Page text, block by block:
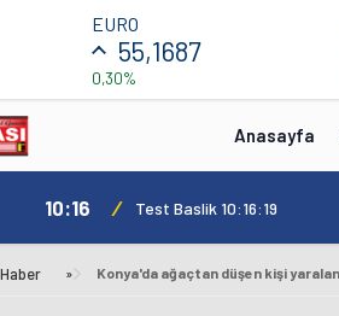
EURO
55,1687
0,30%
Anasayfa
10:16 / Test Baslik 10:16:19
» Konya'da ağaçtan düşen kişi